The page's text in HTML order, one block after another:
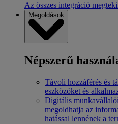
Az összes integráció
Megoldások
Népszerű
Távoli hozzáférés és
eszközöket és
Digitális
megoldhatja az
hatással lennének a